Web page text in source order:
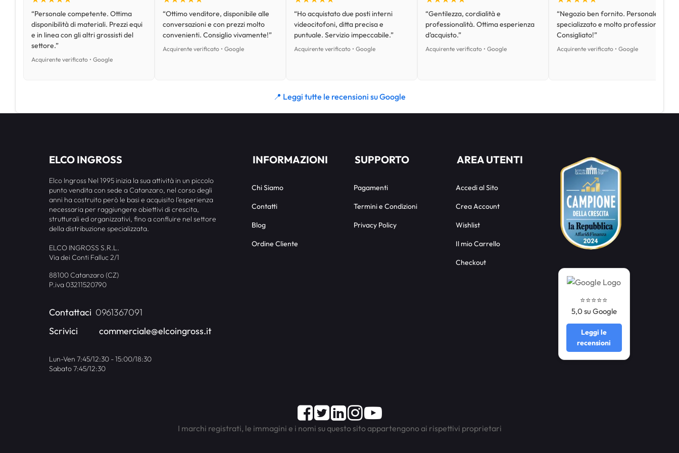
“Personale competente. Ottima
disponibilità di materiali. Prezzi equi
e in linea con gli altri grossisti del
settore.”
Acquirente verificato • Google
“Ottimo venditore, disponibile alle
conversazioni e con prezzi molto
convenienti. Consiglio vivamente!”
Acquirente verificato • Google
“Ho acquistato due posti interni
videocitofoni, ditta precisa e
puntuale. Servizio impeccabile.”
Acquirente verificato • Google
“Gentilezza, cordialità e
professionalità. Ottima esperienza
d’acquisto.”
Acquirente verificato • Google
“Negozio ben fornito. Personale
specializzato e molto professionale.
Consigliato!”
Acquirente verificato • Google
📍 Leggi tutte le recensioni su Google
ELCO INGROSS
Elco Ingross Nel 1995 inizia la sua attività in un piccolo
punto vendita con sede a Catanzaro, nel corso degli
anni ha costruito però le basi e acquisito l’esperienza
necessaria per raggiungere obiettivi di crescita,
strutturali ed organizzativi, fino a confluire nel settore
della distribuzione specializzata.
ELCO INGROSS S.R.L.
Via dei Conti Falluc 2/1
88100 Catanzaro (CZ)
P.iva 03211520790
Contattaci 0961367091
Scrivici
commerciale@elcoingross.it
Lun-Ven 7:45/12:30 - 15:00/18:30
Sabato 7:45/12:30
INFORMAZIONI
Chi Siamo
Contatti
Blog
Ordine Cliente
SUPPORTO
Pagamenti
Termini e Condizioni
Privacy Policy
AREA UTENTI
Accedi al Sito
Crea Account
Wishlist
Il mio Carrello
Checkout
⭐️⭐️⭐️⭐️⭐️
5,0 su Google
Leggi le
recensioni
Facebook
TwitterLinkedInInstagram
Youtube
I marchi registrati, le immagini e i nomi su questo sito appartengono ai rispettivi proprietari